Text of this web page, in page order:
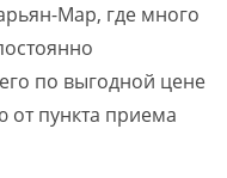
Мар, где много
по выгодной цене
пункта приема